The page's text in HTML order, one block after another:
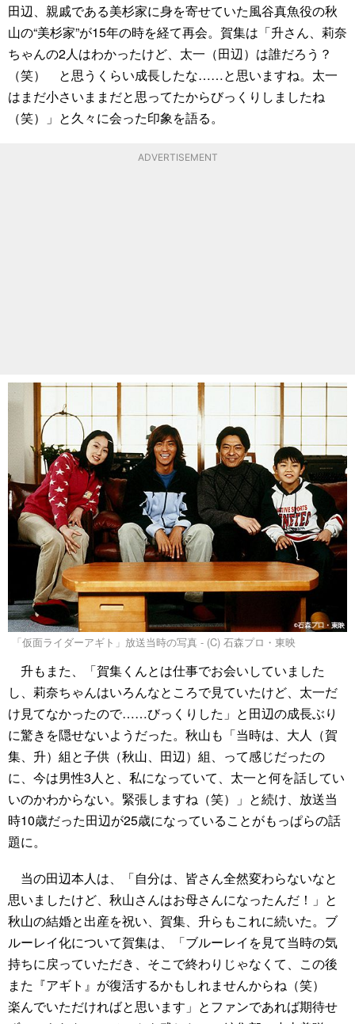
田辺、親戚である美杉家に身を寄せていた風谷真魚役の秋
山の“美杉家”が15年の時を経て再会。賀集は「升さん、莉奈
ちゃんの2人はわかったけど、太一（田辺）は誰だろう？
（笑） と思うくらい成長したな……と思いますね。太一
はまだ小さいままだと思ってたからびっくりしましたね
（笑）」と久々に会った印象を語る。
ADVERTISEMENT
「仮面ライダーアギト」放送当時の写真 - (C) 石森プロ・東映
升もまた、「賀集くんとは仕事でお会いしていました
し、莉奈ちゃんはいろんなところで見ていたけど、太一だ
け見てなかったので……びっくりした」と田辺の成長ぶり
に驚きを隠せないようだった。秋山も「当時は、大人（賀
集、升）組と子供（秋山、田辺）組、って感じだったの
に、今は男性3人と、私になっていて、太一と何を話してい
いのかわからない。緊張しますね（笑）」と続け、放送当
時10歳だった田辺が25歳になっていることがもっぱらの話
題に。
当の田辺本人は、「自分は、皆さん全然変わらないなと
思いましたけど、秋山さんはお母さんになったんだ！」と
秋山の結婚と出産を祝い、賀集、升らもこれに続いた。ブ
ルーレイ化について賀集は、「ブルーレイを見て当時の気
持ちに戻っていただき、そこで終わりじゃなくて、この後
また『アギト』が復活するかもしれませんからね（笑）
楽んでいただければと思います」とファンであれば期待せ